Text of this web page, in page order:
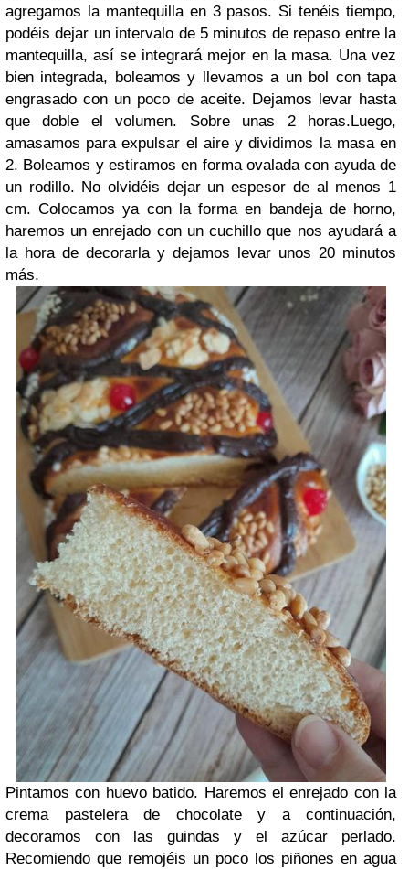
agregamos la mantequilla en 3 pasos. Si tenéis tiempo,
podéis dejar un intervalo de 5 minutos de repaso entre la
mantequilla, así se integrará mejor en la masa. Una vez
bien integrada, boleamos y llevamos a un bol con tapa
engrasado con un poco de aceite. Dejamos levar hasta
que doble el volumen. Sobre unas 2 horas. Luego,
amasamos para expulsar el aire y dividimos la masa en
2. Boleamos y estiramos en forma ovalada con ayuda de
un rodillo. No olvidéis dejar un espesor de al menos 1
cm. Colocamos ya con la forma en bandeja de horno,
haremos un enrejado con un cuchillo que nos ayudará a
la hora de decorarla y dejamos levar unos 20 minutos
más.
Pintamos con huevo batido. Haremos el enrejado con la
crema pastelera de chocolate y a continuación,
decoramos con las guindas y el azúcar perlado.
Recomiendo que remojéis un poco los piñones en agua